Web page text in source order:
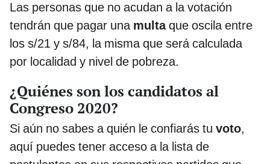
Las personas que no acudan a la votación
tendrán que pagar una multaque oscila entre
los s/21 y s/84, la misma que será calculada
por localidad y nivel de pobreza.
¿Quiénes son los candidatos al
Congreso 2020?
Si aún no sabes a quién le confiarás tu voto,
aquí puedes tener acceso a la lista de